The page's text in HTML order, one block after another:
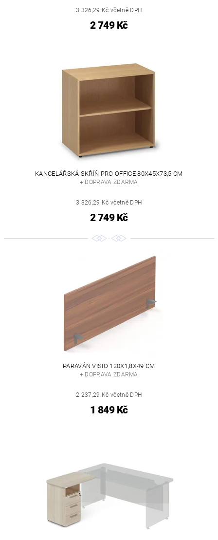
3 326,29 Kč včetně DPH
2 749 Kč
KANCELÁŘSKÁ SKŘÍŇ PRO OFFICE 80X45X73,5 CM
+ DOPRAVA ZDARMA
3 326,29 Kč včetně DPH
2 749 Kč
PARAVÁN VISIO 120X1,8X49 CM
+ DOPRAVA ZDARMA
2 237,29 Kč včetně DPH
1 849 Kč